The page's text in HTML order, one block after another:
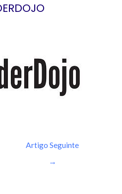
Artigo Seguinte
→